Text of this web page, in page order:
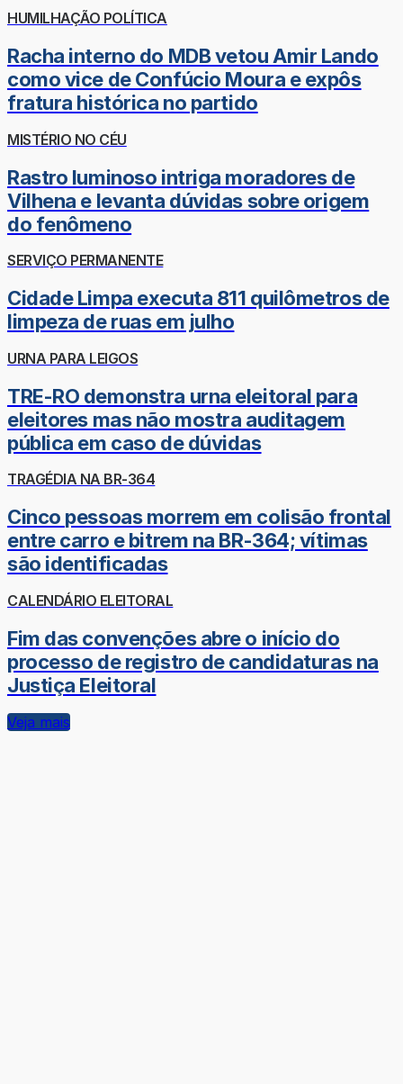
HUMILHAÇÃO POLÍTICA
Racha interno do MDB vetou Amir Lando
como vice de Confúcio Moura e expôs
fratura histórica no partido
MISTÉRIO NO CÉU
Rastro luminoso intriga moradores de
Vilhena e levanta dúvidas sobre origem
do fenômeno
SERVIÇO PERMANENTE
Cidade Limpa executa 811 quilômetros de
limpeza de ruas em julho
URNA PARA LEIGOS
TRE-RO demonstra urna eleitoral para
eleitores mas não mostra auditagem
pública em caso de dúvidas
TRAGÉDIA NA BR-364
Cinco pessoas morrem em colisão frontal
entre carro e bitrem na BR-364; vítimas
são identificadas
CALENDÁRIO ELEITORAL
Fim das convenções abre o início do
processo de registro de candidaturas na
Justiça Eleitoral
Veja mais